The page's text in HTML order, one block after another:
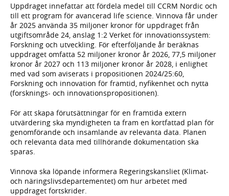
Uppdraget innefattar att fördela medel till CCRM Nordic och
till ett program för avancerad life science. Vinnova får under
år 2025 använda 35 miljoner kronor för uppdraget från
utgiftsområde 24, anslag 1:2 Verket för innovationssystem:
Forskning och utveckling. För efterföljande år beräknas
uppdraget omfatta 52 miljoner kronor år 2026, 77,5 miljoner
kronor år 2027 och 113 miljoner kronor år 2028, i enlighet
med vad som aviserats i propositionen 2024/25:60,
Forskning och innovation för framtid, nyfikenhet och nytta
(forsknings- och innovationspropositionen).
För att skapa förutsättningar för en framtida extern
utvärdering ska myndigheten ta fram en kortfattad plan för
genomförande och insamlande av relevanta data. Planen
och relevanta data med tillhörande dokumentation ska
sparas.
Vinnova ska löpande informera Regeringskansliet (Klimat-
och näringslivsdepartementet) om hur arbetet med
uppdraget fortskrider.